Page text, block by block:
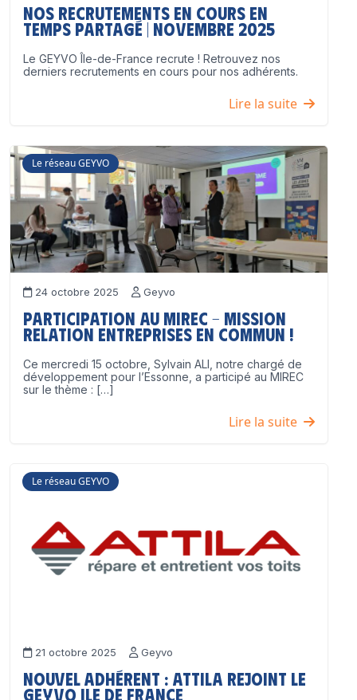
Nos recrutements en cours en
temps partagé | Novembre 2025
Le GEYVO Île-de-France recrute ! Retrouvez nos
derniers recrutements en cours pour nos adhérents.
Lire la suite
Le réseau GEYVO
24 octobre 2025 Geyvo
Participation au MIREC – Mission
Relation Entreprises en Commun !
Ce mercredi 15 octobre, Sylvain ALI, notre chargé de
développement pour l’Essonne, a participé au MIREC
sur le thème : […]
Lire la suite
Le réseau GEYVO
21 octobre 2025 Geyvo
Nouvel adhérent : ATTILA rejoint le
GEYVO Ile de France